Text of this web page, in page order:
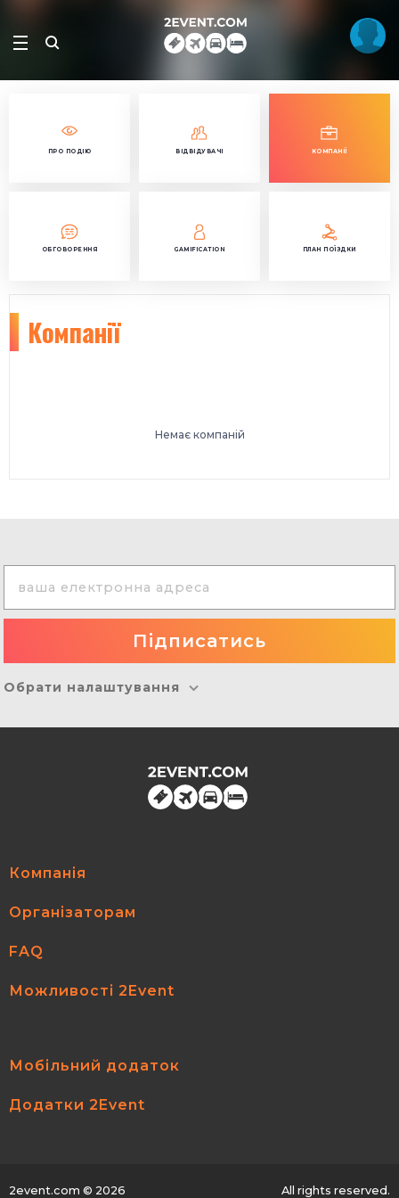
ПРО ПОДІЮ ВІДВІДУВАЧІ КОМПАНІЇ
ОБГОВОРЕННЯ GAMIFICATION ПЛАН ПОЇЗДКИ
Компанії
Немає компаній
Обрати налаштування
Компанія
Організаторам
FAQ
Можливості 2Event
Мобільний додаток
Додатки 2Event
2event.com © 2026 All rights reserved.